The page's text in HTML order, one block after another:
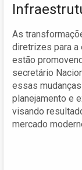
As
diretrizes para a
estão
secretário
essas
planejamento e
visando
mercado